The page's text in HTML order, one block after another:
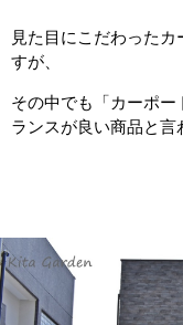
見た目にこだわった
すが、
その中でも「カーポ
ランスが良い商品と言